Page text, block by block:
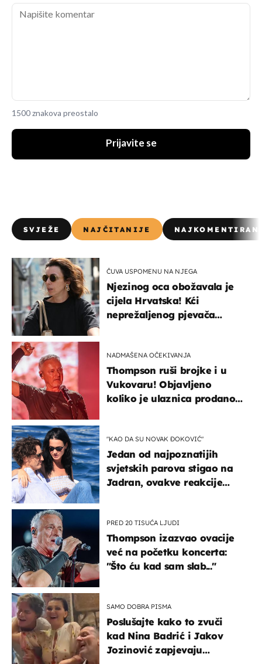
1500 znakova preostalo
Prijavite se
SVJEŽE NAJČITANIJE
ČUVA USPOMENU NA NJEGA
Njezinog oca obožavala je
cijela Hrvatska! Kći
neprežaljenog pjevača
NADMAŠENA OČEKIVANJA
Thompson ruši brojke i u
Vukovaru! Objavljeno
koliko je ulaznica prodano
"KAO DA SU NOVAK ĐOKOVIĆ"
Jedan od najpoznatijih
svjetskih parova stigao na
Jadran, ovakve reakcije
PRED 20 TISUĆA LJUDI
Thompson izazvao ovacije
već na početku koncerta:
"Što ću kad sam slab..."
SAMO DOBRA PISMA
Poslušajte kako to zvuči
kad Nina Badrić i Jakov
Jozinović zapjevaju